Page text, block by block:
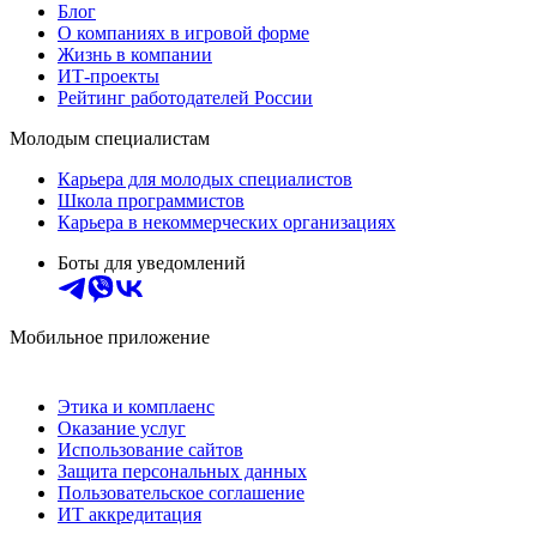
Блог
О компаниях в игровой форме
Жизнь в компании
ИТ-проекты
Рейтинг работодателей России
Молодым специалистам
Карьера для молодых специалистов
Школа программистов
Карьера в некоммерческих организациях
Боты для уведомлений
Мобильное приложение
Этика и комплаенс
Оказание услуг
Использование сайтов
Защита персональных данных
Пользовательское соглашение
ИТ аккредитация